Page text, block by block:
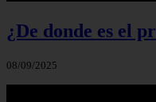
¿De donde es el
08/09/2025